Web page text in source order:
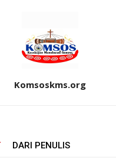
Komsoskms.org
DARI PENULIS